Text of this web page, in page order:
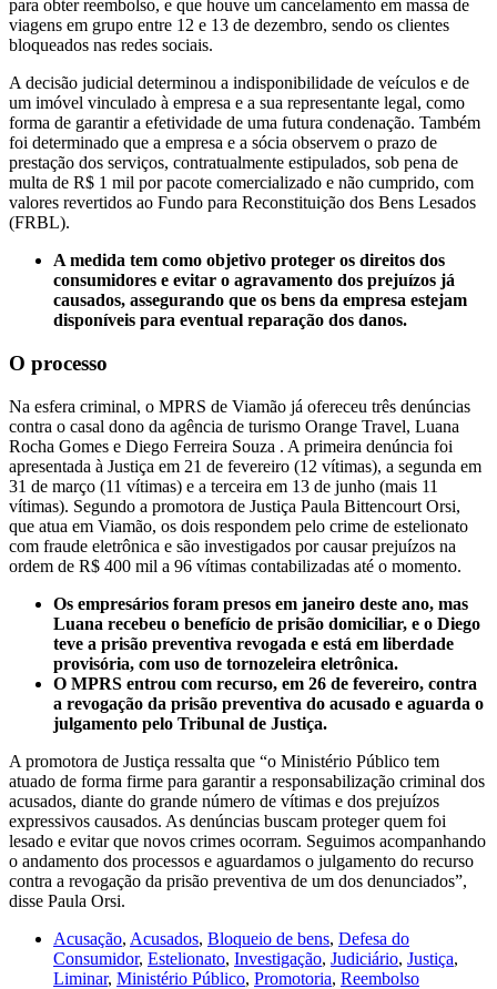
para obter reembolso, e que houve um cancelamento em massa de
viagens em grupo entre 12 e 13 de dezembro, sendo os clientes
bloqueados nas redes sociais.
A decisão judicial determinou a indisponibilidade de veículos e de
um imóvel vinculado à empresa e a sua representante legal, como
forma de garantir a efetividade de uma futura condenação. Também
foi determinado que a empresa e a sócia observem o prazo de
prestação dos serviços, contratualmente estipulados, sob pena de
multa de R$ 1 mil por pacote comercializado e não cumprido, com
valores revertidos ao Fundo para Reconstituição dos Bens Lesados
(FRBL).
A medida tem como objetivo proteger os direitos dos
consumidores e evitar o agravamento dos prejuízos já
causados, assegurando que os bens da empresa estejam
disponíveis para eventual reparação dos danos.
O processo
Na esfera criminal, o MPRS de Viamão já ofereceu três denúncias
contra o casal dono da agência de turismo Orange Travel, Luana
Rocha Gomes e Diego Ferreira Souza . A primeira denúncia foi
apresentada à Justiça em 21 de fevereiro (12 vítimas), a segunda em
31 de março (11 vítimas) e a terceira em 13 de junho (mais 11
vítimas). Segundo a promotora de Justiça Paula Bittencourt Orsi,
que atua em Viamão, os dois respondem pelo crime de estelionato
com fraude eletrônica e são investigados por causar prejuízos na
ordem de R$ 400 mil a 96 vítimas contabilizadas até o momento.
Os empresários foram presos em janeiro deste ano, mas
Luana recebeu o benefício de prisão domiciliar, e o Diego
teve a prisão preventiva revogada e está em liberdade
provisória, com uso de tornozeleira eletrônica.
O MPRS entrou com recurso, em 26 de fevereiro, contra
a revogação da prisão preventiva do acusado e aguarda o
julgamento pelo Tribunal de Justiça.
A promotora de Justiça ressalta que “o Ministério Público tem
atuado de forma firme para garantir a responsabilização criminal dos
acusados, diante do grande número de vítimas e dos prejuízos
expressivos causados. As denúncias buscam proteger quem foi
lesado e evitar que novos crimes ocorram. Seguimos acompanhando
o andamento dos processos e aguardamos o julgamento do recurso
contra a revogação da prisão preventiva de um dos denunciados”,
disse Paula Orsi.
Acusação, Acusados, Bloqueio de bens, Defesa do
Consumidor, Estelionato, Investigação, Judiciário, Justiça,
Liminar, Ministério Público, Promotoria, Reembolso